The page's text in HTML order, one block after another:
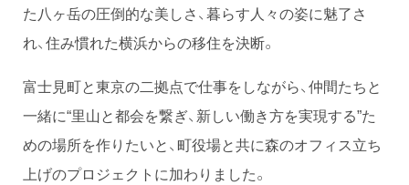
た八ヶ岳の圧倒的な美しさ、暮らす人々の姿に魅了さ
れ、住み慣れた横浜からの移住を決断。
富士見町と東京の二拠点で仕事をしながら、仲間たちと
一緒に“里山と都会を繋ぎ、新しい働き方を実現する”た
めの場所を作りたいと、町役場と共に森のオフィス立ち
上げのプロジェクトに加わりました。